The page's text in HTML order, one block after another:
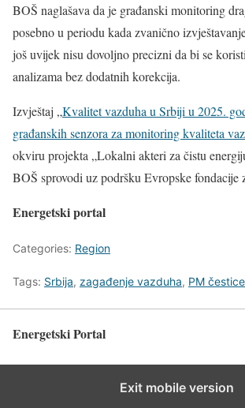
BOŠ naglašava da je građanski monitoring
posebno u periodu kada zvanično
još uvijek nisu dovoljno precizni da bi se
analizama bez dodatnih korekcija.
Izvještaj „Kvalitet vazduha u Srbiji u 2025.
građanskih senzora za monitoring kvaliteta
okviru projekta „Lokalni akteri za čistu
BOŠ sprovodi uz podršku Evropske fondacije
Energetski portal
Categories: Region
Tags: Srbija, zagađenje vazduha, PM čestice
Energetski Portal
Exit mobile version